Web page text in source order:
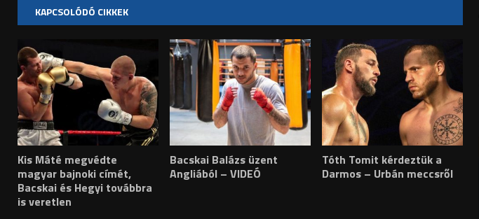
KAPCSOLÓDÓ CIKKEK
Kis Máté megvédte
magyar bajnoki címét,
Bacskai és Hegyi továbbra
is veretlen
Bacskai Balázs üzent
Angliából – VIDEÓ
Tóth Tomit kérdeztük a
Darmos – Urbán meccsről